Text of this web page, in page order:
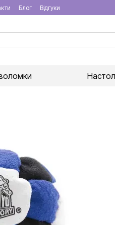
Блог Відгуки